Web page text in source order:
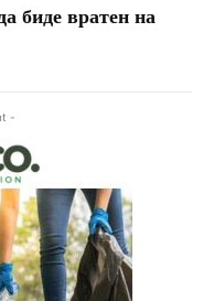
биде вратен на
-